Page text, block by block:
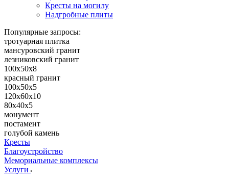
Кресты на могилу
Надгробные плиты
Популярные запросы:
тротуарная плитка
мансуровский гранит
лезниковский гранит
100х50х8
красный гранит
100х50х5
120х60х10
80х40х5
монумент
постамент
голубой камень
Кресты
Благоустройство
Мемориальные комплексы
Услуги